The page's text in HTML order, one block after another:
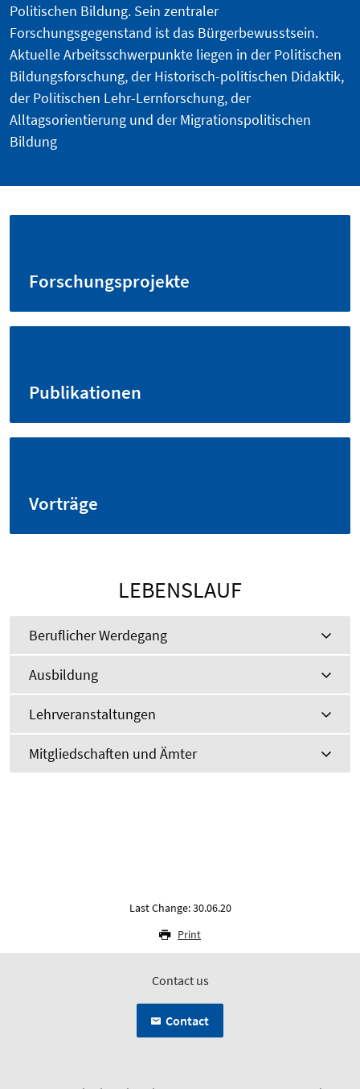
Politischen Bildung. Sein zentraler
Forschungsgegenstand ist das Bürgerbewusstsein.
Aktuelle Arbeitsschwerpunkte liegen in der Politischen
Bildungsforschung, der Historisch-politischen Didaktik,
der Politischen Lehr-Lernforschung, der
Alltagsorientierung und der Migrationspolitischen
Bildung
Forschungsprojekte
Publikationen
Vorträge
LEBENSLAUF
Beruflicher Werdegang
Ausbildung
Lehrveranstaltungen
Mitgliedschaften und Ämter
Last Change: 30.06.20
Print
Contact us
Contact